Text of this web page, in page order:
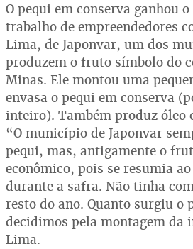
O pequi em conserva ganhou
trabalho de empreendedores
Lima, de Japonvar, um dos
produzem o fruto símbolo do
Minas. Ele montou uma
envasa o pequi em conserva
inteiro). Também produz óleo
“O município de Japonvar
pequi, mas, antigamente o
econômico, pois se resumia
durante a safra. Não tinha
resto do ano. Quanto surgiu o
decidimos pela montagem da
Lima.